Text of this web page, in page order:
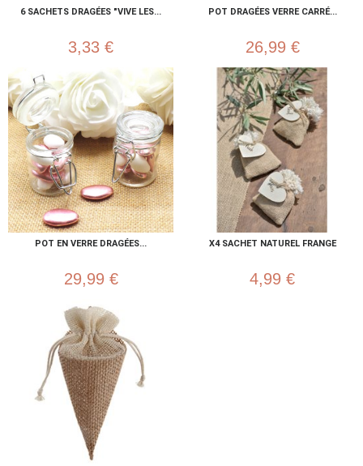
6 SACHETS DRAGÉES "VIVE LES...
3,33 €
POT DRAGÉES VERRE CARRÉ...
26,99 €
POT EN VERRE DRAGÉES...
29,99 €
X4 SACHET NATUREL FRANGE
4,99 €